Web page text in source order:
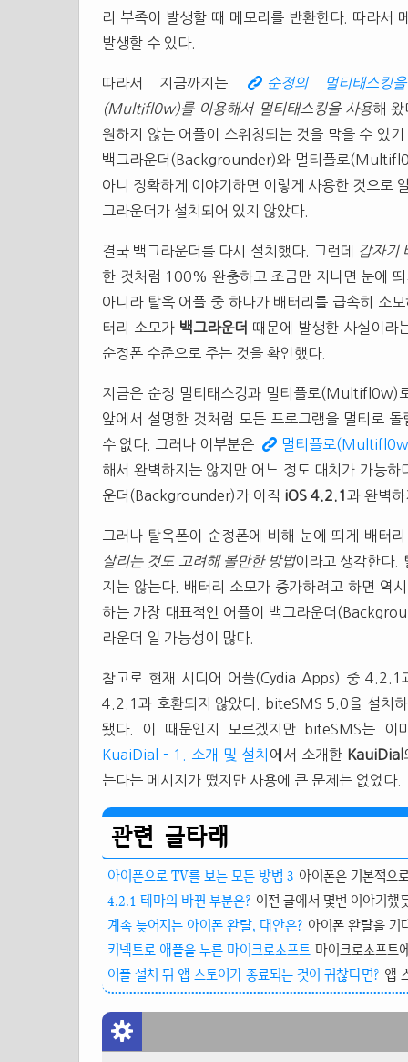
리 부족이 발생할 때 메모리를 반환한다. 따라서
발생할 수 있다.
따라서 지금까지는
순정의 멀티태스킹
(Multifl0w)를 이용해서 멀티태스킹을 사용해 왔
원하지 않는 어플이 스위칭되는 것을 막을 수 있
백그라운더(Backgrounder)와 멀티플로
아니 정확하게 이야기하면 이렇게 사용한 것으로
그라운더가 설치되어 있지 않았다.
결국 백그라운더를 다시 설치했다. 그런데
갑자기
한 것처럼 100% 완충하고 조금만 지나면 눈에
아니라 탈옥 어플 중 하나가 배터리를 급속히 소
터리 소모가 백그라운더 때문에 발생한 사실이라
순정폰 수준으로 주는 것을 확인했다.
지금은 순정 멀티태스킹과 멀티플로(Multifl0w)
앞에서 설명한 것처럼 모든 프로그램을 멀티로
수 없다. 그러나 이부분은
멀티플로
해서 완벽하지는 않지만 어느 정도 대치가 가능
운더(Backgrounder)가 아직 iOS 4.2.1 과 완벽
그러나 탈옥폰이 순정폰에 비해 눈에 띄게 배터
살리는 것도 고려해 볼만한 방법이라고 생각한다.
지는 않는다. 배터리 소모가 증가하려고 하면 역
하는 가장 대표적인 어플이 백그라운더
라운더 일 가능성이 많다.
참고로 현재 시디어 어플(Cydia Apps) 중
4.2.1과 호환되지 않았다. biteSMS 5.0을 설치
됐다. 이 때문인지 모르겠지만 biteSMS는
KuaiDial - 1. 소개 및 설치 에서 소개한 KauiDial
는다는 메시지가 떴지만 사용에 큰 문제는 없었다.
관련 글타래
아이폰으로 TV를 보는 모든 방법 3 아이폰은 기본적으
4.2.1 테마의 바뀐 부분은? 이전 글에서 몇번 이야기했
계속 늦어지는 아이폰 완탈, 대안은? 아이폰 완탈을 기
키넥트로 애플을 누른 마이크로소프트 마이크로소프트
어플 설치 뒤 앱 스토어가 종료되는 것이 귀찮다면? 앱